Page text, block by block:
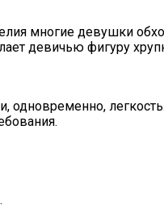
многие девушки
девичью фигуру